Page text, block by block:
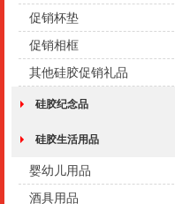
促销杯垫
促销相框
其他硅胶促销礼品
硅胶纪念品
硅胶生活用品
婴幼儿用品
酒具用品